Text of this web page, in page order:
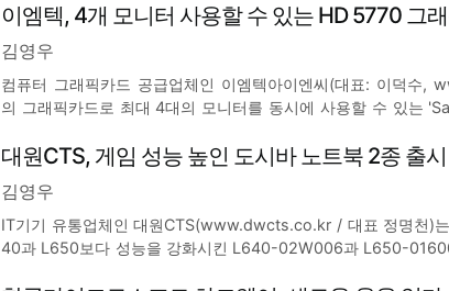
니 세미나를 18일 한국만화진흥원 BICOF 행사장 내 와콤
이엠텍, 4개 모니터 사용할 수 있는 HD 5770 그
김영우
컴퓨터 그래픽카드 공급업체인 이엠텍아이엔씨(대표: 이덕수,
의 그래픽카드로 최대 4대의 모니터를 동시에 사용할 수 있는
출시된 제품 중 최초로 ATI
대원CTS, 게임 성능 높인 도시바 노트북 2종 출시
김영우
IT기기 유통업체인 대원CTS(www.dwcts.co.kr / 대표 정명천)
40과 L650보다 성능을 강화시킨 L640-02W006과 L650-